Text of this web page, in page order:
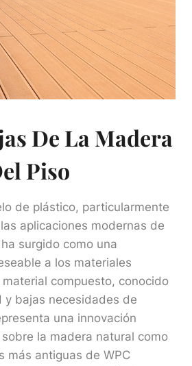
De La Madera
Piso
de plástico, particularmente
aplicaciones modernas de
surgido como una
a los materiales
compuesto, conocido
y bajas necesidades de
una innovación
la madera natural como
más antiguas de WPC